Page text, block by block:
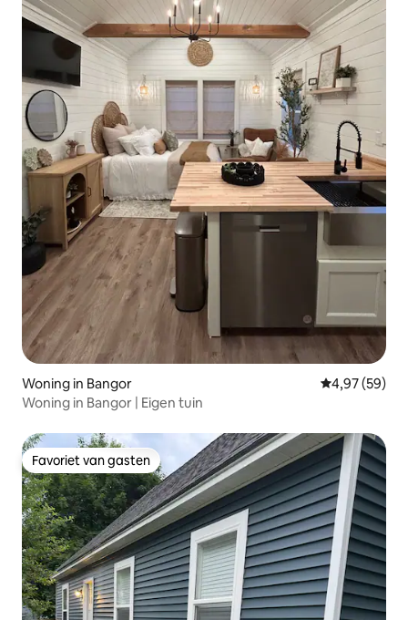
Woning in Bangor Gemiddelde
4,97 (59)
Woning in Bangor | Eigen tuin
Favoriet van gasten
Favoriet van gasten